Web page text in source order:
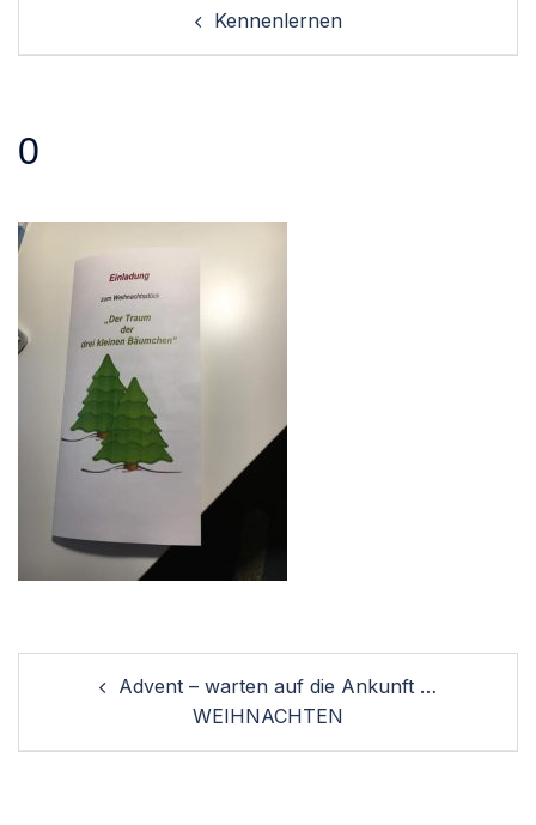
Kennenlernen
0
navigationAdvent – warten auf die Ankunft …
WEIHNACHTEN